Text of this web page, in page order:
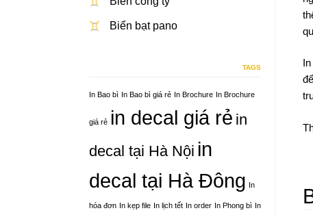
Biển bạt pano
TAGS
In Bao bì In Bao bì giá rẻ In Brochure In Brochure
giá rẻ in decal giá rẻ in
decal tại Hà Nội in
decal tại Hà Đông In
hóa đơn In kẹp file In lịch tết In order In Phong bì In